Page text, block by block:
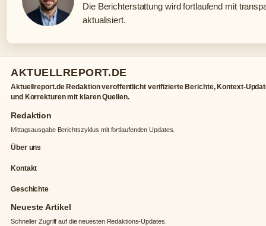
Die Berichterstattung wird fortlaufend mit
aktualisiert.
AKTUELLREPORT.DE
Aktuellreport.de Redaktion veroffentlicht verifizierte Berichte, Kontext-
und Korrekturen mit klaren Quellen.
Redaktion
Mittagsausgabe Berichtszyklus mit fortlaufenden Updates.
Über uns
Kontakt
Geschichte
Neueste Artikel
Schneller Zugriff auf die neuesten Redaktions-Updates.